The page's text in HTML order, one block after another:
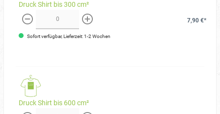
Druck Shirt bis 300 cm²
weniger mehr
7,90 €*
Sofort verfügbar, Lieferzeit: 1-2 Wochen
Druck Shirt bis 600 cm²